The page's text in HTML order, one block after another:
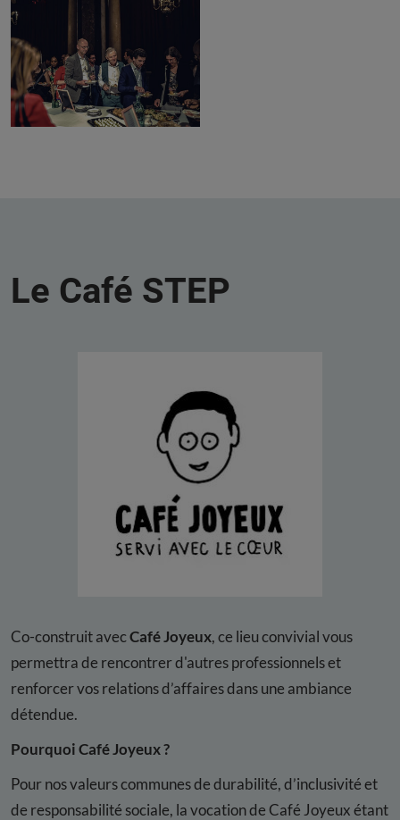
Le Café STEP
Co-construit avecCafé Joyeux, ce lieu convivial vous
permettra de rencontrer d'autres professionnels et
renforcer vos relations d’affaires dans une ambiance
détendue.
Pourquoi Café Joyeux ?
Pour nos valeurs communes de durabilité, d’inclusivité et
de responsabilité sociale, la vocation de Café Joyeux étant